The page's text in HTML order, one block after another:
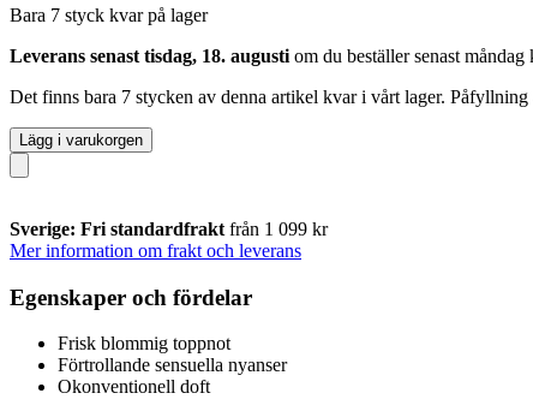
Bara 7 styck kvar på lager
Leverans senast tisdag, 18. augusti om du beställer senast måndag
Det finns bara 7 stycken av denna artikel kvar i vårt lager.
Lägg i varukorgen
Sverige: Fri standardfrakt från 1 099 kr
Mer information om frakt och leverans
Egenskaper och fördelar
Frisk blommig toppnot
Förtrollande sensuella nyanser
Okonventionell doft